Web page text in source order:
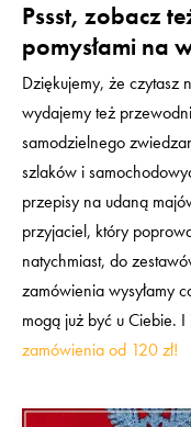
Pssst, zobacz
pomysłami na
Dziękujemy, że czytasz
wydajemy też
samodzielnego
szlaków i
przepisy na udaną
przyjaciel, który
natychmiast, do
zamówienia wysyłamy
mogą już być u Ciebie. I
zamówienia od 120 zł!